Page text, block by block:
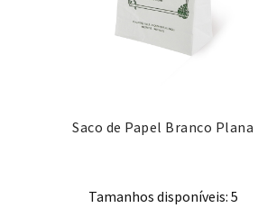
Saco de Papel Branco Plana
Tamanhos disponíveis: 5